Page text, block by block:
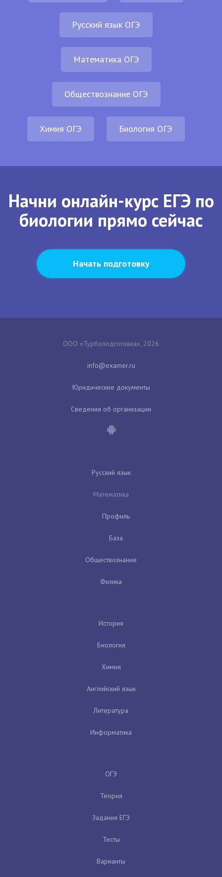
Русский язык ОГЭ
Математика ОГЭ
Обществознание ОГЭ
Химия ОГЭ Биология ОГЭ
Начни онлайн-курс ЕГЭ по
биологии прямо сейчас
Начать подготовку
ООО «Турбоподготовка», 2026
Юридические документы
Сведения об организации
Русский язык
Математика
Профиль
База
Обществознание
Физика
История
Биология
Химия
Английский язык
Литература
Информатика
ОГЭ
Теория
Задания ЕГЭ
Тесты
Варианты